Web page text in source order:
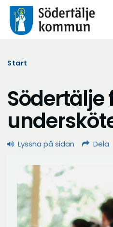
Start
Södertälje
Lyssna på sidan Dela